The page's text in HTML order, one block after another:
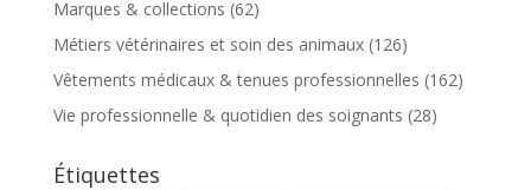
Marques & collections (62)
Métiers vétérinaires et soin des animaux(126)
Vêtements médicaux & tenues professionnelles (162)
Vie professionnelle & quotidien des soignants (28)
Étiquettes